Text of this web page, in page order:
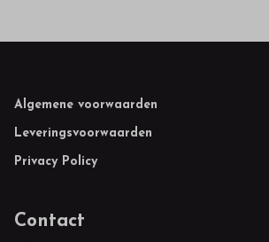
Footer
Algemene voorwaarden
Leveringsvoorwaarden
Privacy Policy
Contact